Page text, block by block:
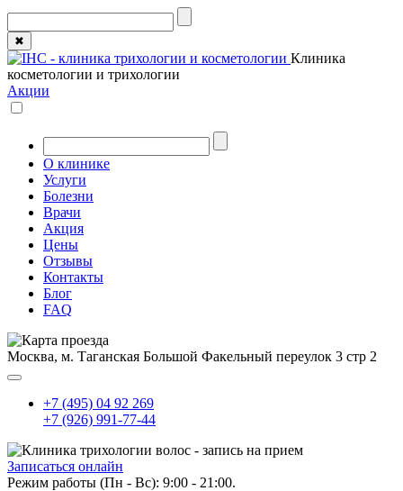
✖
Клиника
косметологии и трихологии
Акции
О клинике
Услуги
Болезни
Врачи
Акция
Цены
Отзывы
Контакты
Блог
FAQ
Москва, м. Таганская Большой Факельный переулок 3 стр 2
+7 (495) 04 92 269
+7 (926) 991-77-44
Записаться онлайн
Режим работы (Пн - Вс): 9:00 - 21:00.